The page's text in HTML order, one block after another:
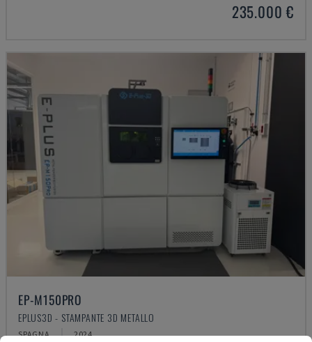
235.000 €
EP-M150PRO
EPLUS3D - STAMPANTE 3D METALLO
SPAGNA 2024